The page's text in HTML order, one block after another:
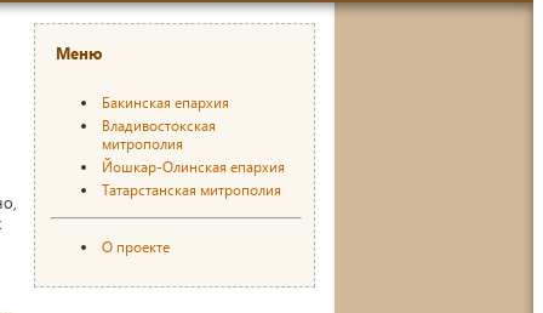
Меню
Бакинская епархия
Владивостокская
митрополия
Йошкар-Олинская епархия
Татарстанская митрополия
О проекте